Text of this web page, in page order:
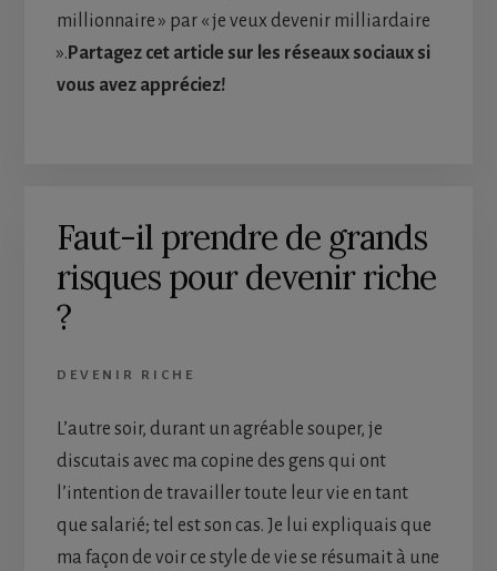
millionnaire » par « je veux devenir milliardaire
». Partagez cet article sur les réseaux sociaux si
vous avez appréciez!
Faut-il prendre de grands
risques pour devenir riche
?
DEVENIR RICHE
L’autre soir, durant un agréable souper, je
discutais avec ma copine des gens qui ont
l’intention de travailler toute leur vie en tant
que salarié; tel est son cas. Je lui expliquais que
ma façon de voir ce style de vie se résumait à une